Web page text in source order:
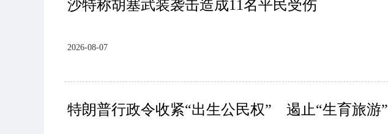
沙特称胡塞武装袭击造成11名平民受伤
2026-08-07
特朗普行政令收紧“出生公民权” 遏止“生育旅游”